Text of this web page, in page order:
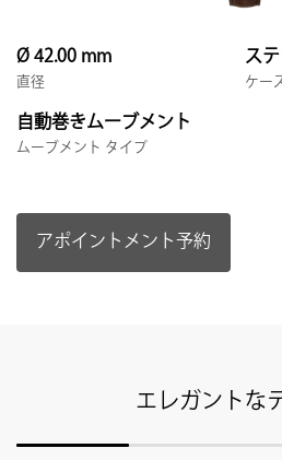
Ø 42.00 mm
直径
ス
ケー
自動巻きムーブメント
ムーブメント タイプ
アポイントメント予約
エレガントな